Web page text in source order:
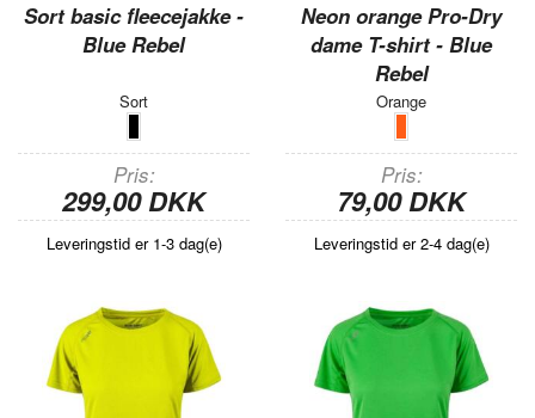
Sort basic fleecejakke -
Blue Rebel
Sort
Pris
299,00 DKK
Leveringstid er 1-3 dag(e)
Neon orange Pro-Dry
dame T-shirt - Blue
Rebel
Orange
Pris
79,00 DKK
Leveringstid er 2-4 dag(e)